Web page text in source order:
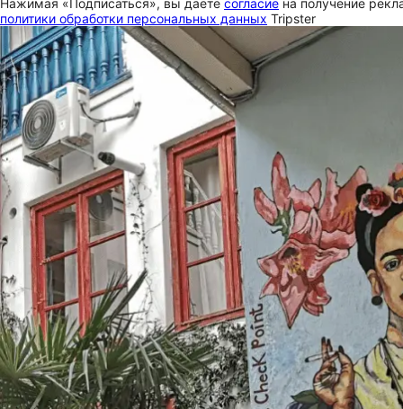
Нажимая «Подписаться», вы даете согласие на получение
политики обработки персональных данных Tripster